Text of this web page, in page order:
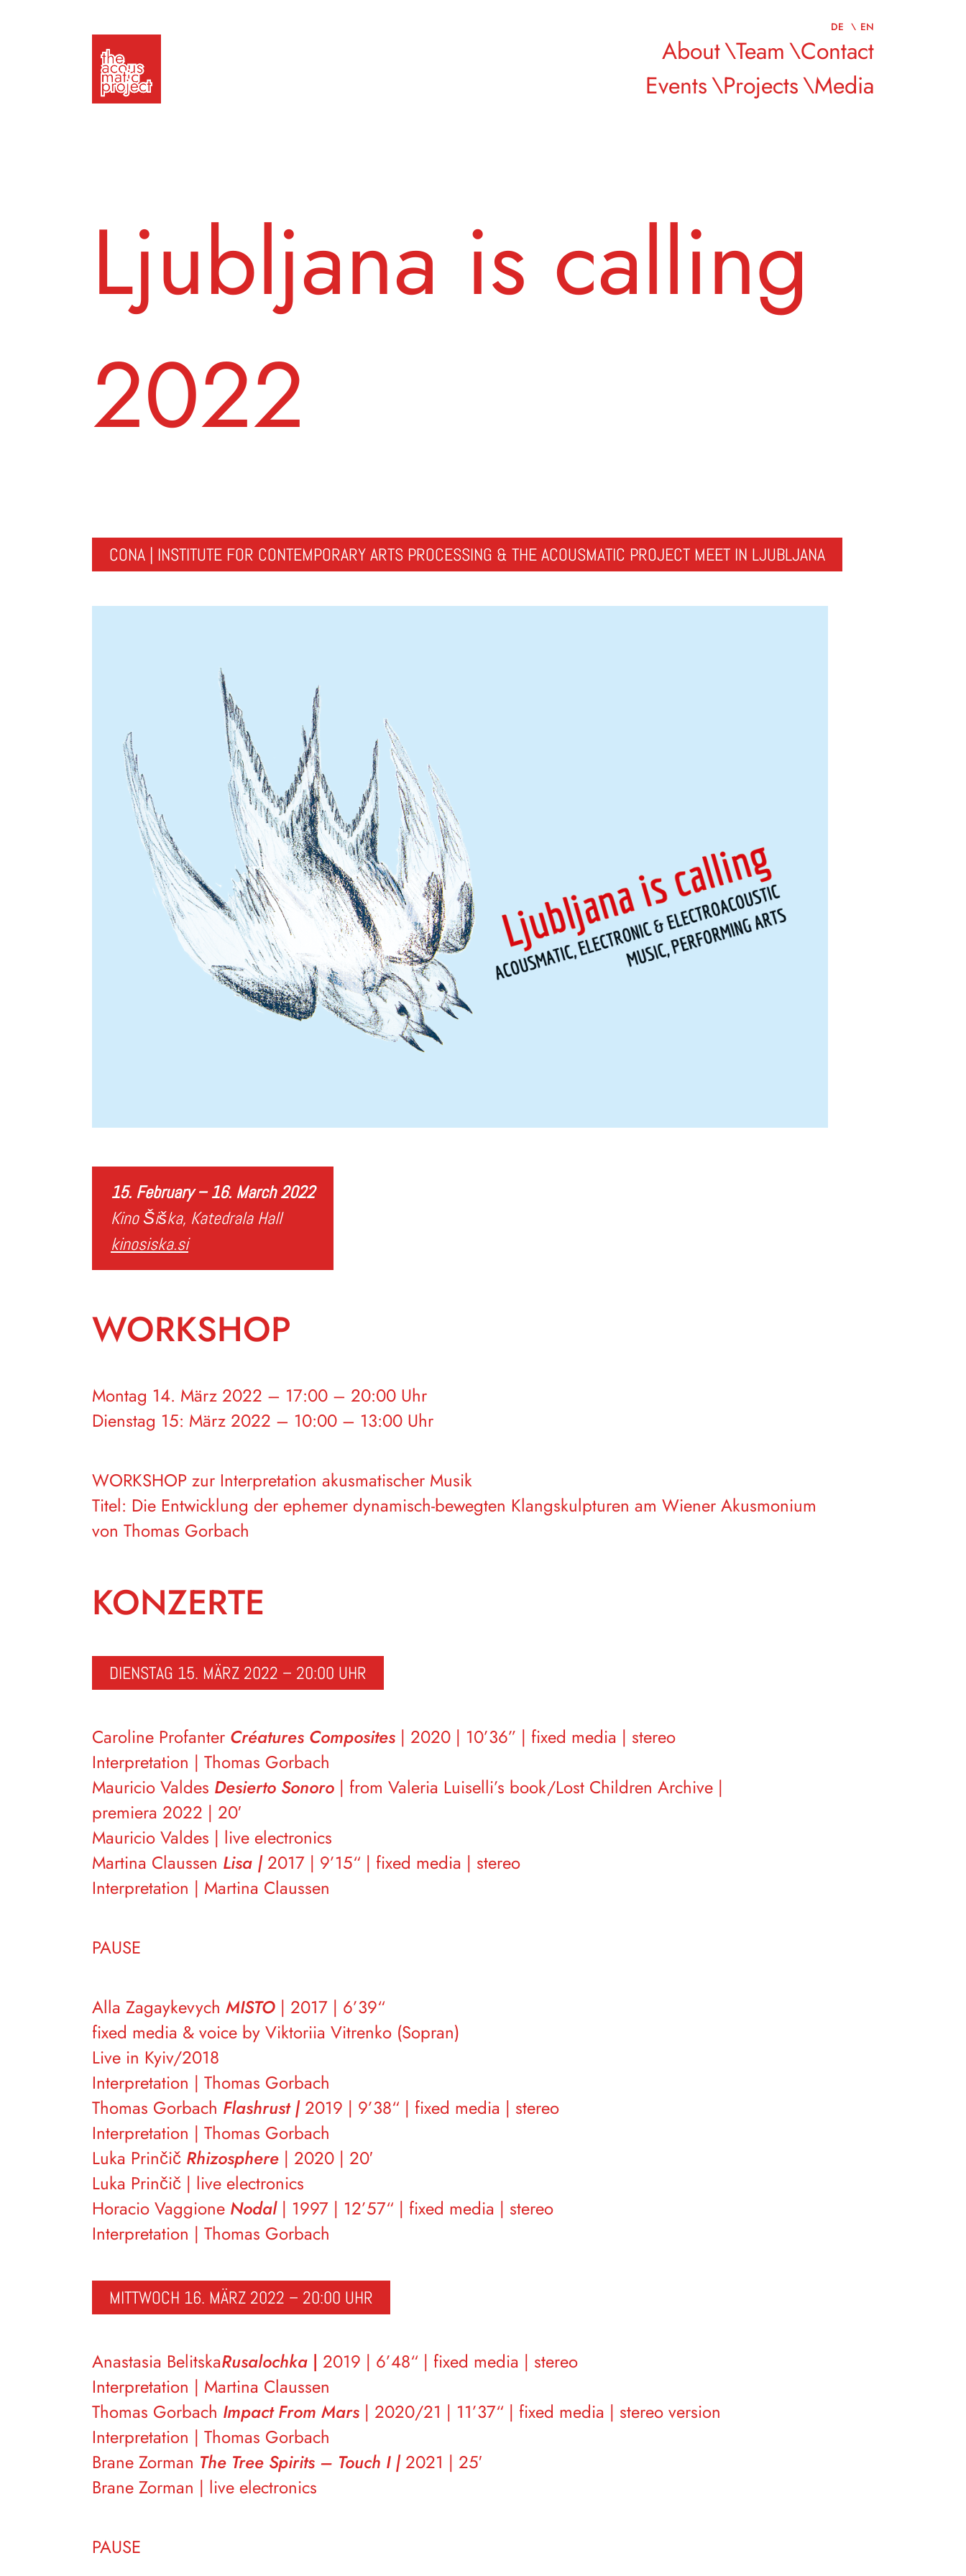
About Team Contact
Events Projects Media
DE EN
Ljubljana is calling
2022
CONA | INSTITUTE FOR CONTEMPORARY ARTS PROCESSING & THE ACOUSMATIC PROJECT MEET IN LJUBLJANA
15. February – 16. March 2022
Kino Šiška, Katedrala Hall
kinosiska.si
WORKSHOP
Montag 14. März 2022 – 17:00 – 20:00 Uhr
Dienstag 15: März 2022 – 10:00 – 13:00 Uhr
WORKSHOP zur Interpretation akusmatischer Musik
Titel: Die Entwicklung der ephemer dynamisch-bewegten Klangskulpturen am Wiener Akusmonium
von Thomas Gorbach
KONZERTE
DIENSTAG 15. MÄRZ 2022 – 20:00 UHR
Caroline Profanter Créatures Composites | 2020 | 10’36” | fixed media | stereo
Interpretation | Thomas Gorbach
Mauricio Valdes Desierto Sonoro | from Valeria Luiselli’s book/Lost Children Archive |
premiera 2022 | 20′
Mauricio Valdes | live electronics
Martina Claussen Lisa |2017 | 9’15“ | fixed media | stereo
Interpretation | Martina Claussen
PAUSE
Alla Zagaykevych MISTO | 2017 | 6’39“
fixed media & voice by Viktoriia Vitrenko (Sopran)
Live in Kyiv/2018
Interpretation | Thomas Gorbach
Thomas Gorbach Flashrust |2019 | 9’38“ | fixed media | stereo
Interpretation | Thomas Gorbach
Luka Prinčič Rhizosphere | 2020 | 20′
Luka Prinčič | live electronics
Horacio Vaggione Nodal| 1997 | 12’57“ | fixed media | stereo
Interpretation | Thomas Gorbach
MITTWOCH 16. MÄRZ 2022 – 20:00 UHR
Anastasia BelitskaRusalochka | 2019 | 6’48“ | fixed media | stereo
Interpretation | Martina Claussen
Thomas Gorbach Impact From Mars | 2020/21 | 11’37“ | fixed media | stereo version
Interpretation | Thomas Gorbach
Brane Zorman The Tree Spirits – Touch I |2021 | 25′
Brane Zorman | live electronics
PAUSE